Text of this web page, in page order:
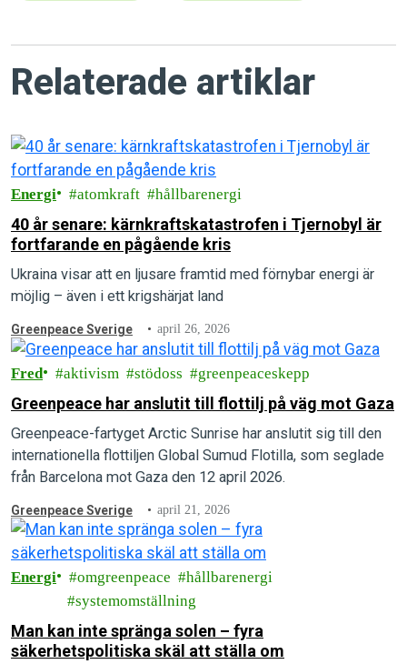
Relaterade artiklar
Energi atomkraft hållbarenergi
40 år senare: kärnkraftskatastrofen i Tjernobyl är
fortfarande en pågående kris
Ukraina visar att en ljusare framtid med förnybar energi är
möjlig – även i ett krigshärjat land
Greenpeace Sverige april 26, 2026
Fred aktivism stödoss greenpeaceskepp
Greenpeace har anslutit till flottilj på väg mot Gaza
Greenpeace-fartyget Arctic Sunrise har anslutit sig till den
internationella flottiljen Global Sumud Flotilla, som seglade
från Barcelona mot Gaza den 12 april 2026.
Greenpeace Sverige april 21, 2026
Energi omgreenpeace
hållbarenergi
systemomställning
Man kan inte spränga solen – fyra
säkerhetspolitiska skäl att ställa om